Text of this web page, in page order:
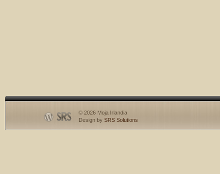
© 2026 Moja Irlandia
Design by SRS Solutions